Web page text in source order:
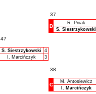
37
47
D
R. Pniak
S. Siestrzykowski
38
S. Siestrzykowski
4
I. Marcińczyk
3
C
M. Antosiewicz
I. Marcińczyk